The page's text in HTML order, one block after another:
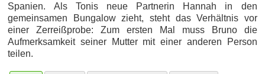
Spanien. Als Tonis neue Partnerin Hannah in den
gemeinsamen Bungalow zieht, steht das Verhältnis vor
einer Zerreißprobe: Zum ersten Mal muss Bruno die
Aufmerksamkeit seiner Mutter mit einer anderen Person
teilen.